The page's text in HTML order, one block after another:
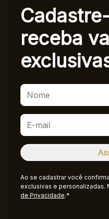
receba
Ao se cadastrar você
exclusivas e personalizadas.
de Privacidade.*